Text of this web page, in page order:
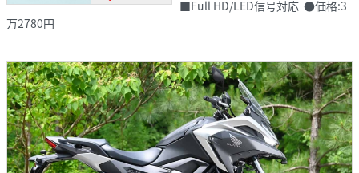
■Full HD/LED信号対応 ●価格:3
万2780円